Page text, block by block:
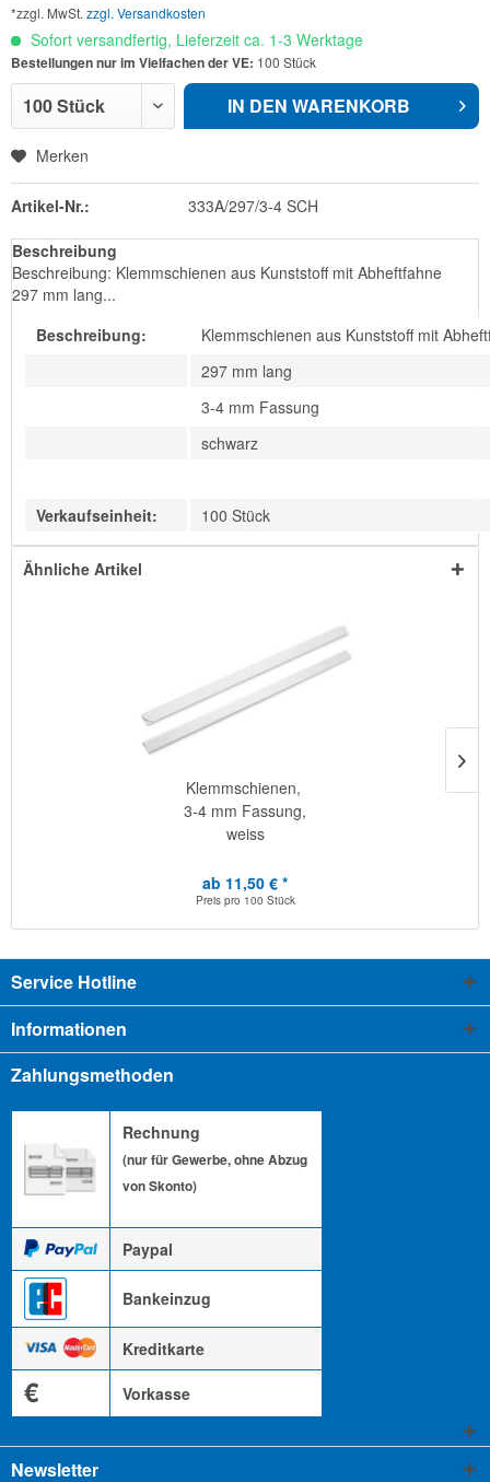
*zzgl. MwSt. zzgl. Versandkosten
Sofort versandfertig, Lieferzeit ca. 1-3 Werktage
Bestellungen nur im Vielfachen der VE: 100 Stück
IN DEN WARENKORB
Merken
Artikel-Nr.: 333A/297/3-4 SCH
Beschreibung
Beschreibung: Klemmschienen aus Kunststoff mit Abheftfahne
297 mm lang...
Beschreibung:
Klemmschienen aus Kunststoff mit
297 mm lang
3-4 mm Fassung
schwarz
Verkaufseinheit: 100 Stück
Ähnliche Artikel
Klemmschienen,
3-4 mm Fassung,
weiss
ab 11,50 € *
Preis pro 100 Stück
Service Hotline
Informationen
Zahlungsmethoden
Rechnung
(nur für Gewerbe, ohne Abzug
von Skonto)
Paypal
Bankeinzug
Kreditkarte
€ Vorkasse
Newsletter